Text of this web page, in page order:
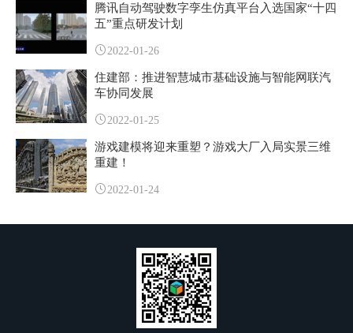
腾讯自动驾驶数字孪生仿真平台入选国家“十四
五”重点研发计划
2022-01-26
住建部：推进智慧城市基础设施与智能网联汽
车协同发展
2022-01-25
游戏建模将迎来重塑？游戏大厂入局实景三维
重建！
2022-01-24